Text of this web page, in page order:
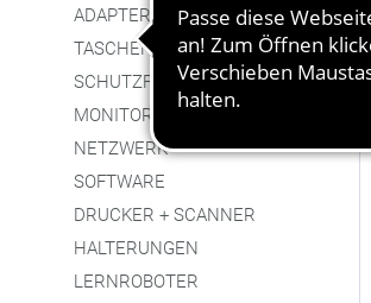
ADAPTER
TASCHEN + HÜLLEN
SCHUTZFOLIEN
MONITORE
NETZWERK
SOFTWARE
DRUCKER + SCANNER
HALTERUNGEN
LERNROBOTER